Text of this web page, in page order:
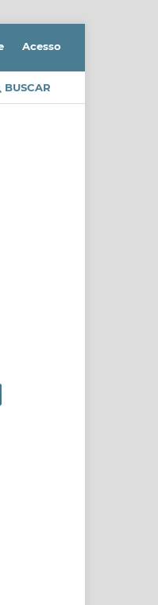
BUSCAR
Acesso